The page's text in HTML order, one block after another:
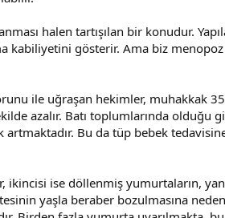
halen tartışılan bir konudur.
gösterir. Ama biz
ile uğraşan hekimler, muhakkak
azalır. Batı toplumlarında olduğu
Bu da tüp bebek
ise döllenmiş yumurtaların, yani
yaşla beraber bozulmasına